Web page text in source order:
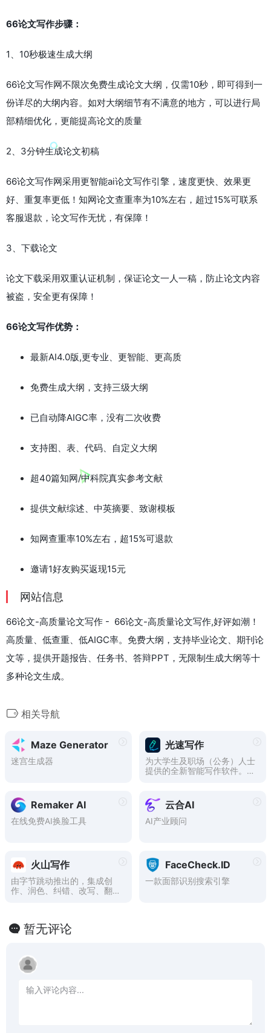
66论文写作步骤：
1、10秒极速生成大纲
66论文写作网不限次免费生成论文大纲，仅需10秒，即可得到一
份详尽的大纲内容。如对大纲细节有不满意的地方，可以进行局
部精细优化，更能提高论文的质量
2、3分钟生成论文初稿
66论文写作网采用更智能ai论文写作引擎，速度更快、效果更
好、重复率更低！知网论文查重率为10%左右，超过15%可联系
客服退款，论文写作无忧，有保障！
3、下载论文
论文下载采用双重认证机制，保证论文一人一稿，防止论文内容
被盗，安全更有保障！
66论文写作优势：
最新AI4.0版,更专业、更智能、更高质
免费生成大纲，支持三级大纲
已自动降AIGC率，没有二次收费
支持图、表、代码、自定义大纲
超40篇知网/中科院真实参考文献
提供文献综述、中英摘要、致谢模板
知网查重率10%左右，超15%可退款
邀请1好友购买返现15元
网站信息
66论文-高质量论文写作 - 66论文-高质量论文写作,好评如潮！
高质量、低查重、低AIGC率。免费大纲，支持毕业论文、期刊论
文等，提供开题报告、任务书、答辩PPT，无限制生成大纲等十
多种论文生成。
相关导航
Maze Generator
迷宫生成器
光速写作
为大学生及职场（公务）人士
提供的全新智能写作软件。提
及在各类根据您输入需求自动
生成您需要的文本等AI功能。
Remaker AI
在线免费AI换脸工具
云合AI
AI产业顾问
火山写作
由字节跳动推出的，集成创
作、润色、纠错、改写、翻译
FaceCheck.ID
一款面部识别搜索引擎
暂无评论